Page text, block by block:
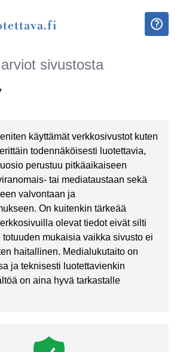
sivustosta
käyttämät verkkosivustot kuten
todennäköisesti luotettavia,
perustuu pitkäaikaiseen
tai mediataustaan sekä
valvontaan ja
On kuitenkin tärkeää
olevat tiedot eivät silti
totuuden mukaisia vaikka sivusto ei
haitallinen. Medialukutaito on
ja teknisesti luotettavienkin
on aina hyvä tarkastalle